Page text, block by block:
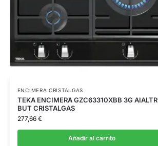
ENCIMERA CRISTALGAS
TEKA ENCIMERA GZC63310XBB 3G AIALTR
BUT CRISTALGAS
277,66 €
Añadir al carrito